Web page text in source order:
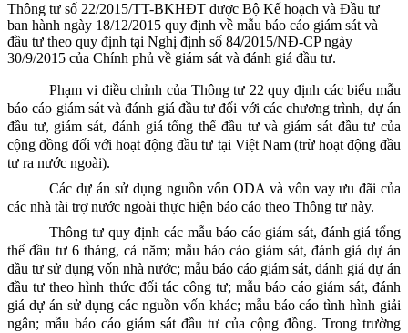
Thông tư số 22/2015/TT-BKHĐT được Bộ Kế hoạch và Đầu tư
ban hành ngày 18/12/2015 quy định về mẫu báo cáo giám sát và
đầu tư theo quy định tại Nghị định số 84/2015/NĐ-CP ngày
30/9/2015 của Chính phủ về giám sát và đánh giá đầu tư.
Phạm vi điều chỉnh của Thông tư 22 quy định các biểu mẫu
báo cáo giám sát và đánh giá đầu tư đối với các chương trình, dự án
đầu tư, giám sát, đánh giá tổng thể đầu tư và giám sát đầu tư của
cộng đồng đối với hoạt động đầu tư tại Việt Nam (trừ hoạt động đầu
tư ra nước ngoài).
Các dự án sử dụng nguồn vốn ODA và vốn vay ưu đãi của
các nhà tài trợ nước ngoài thực hiện báo cáo theo Thông tư này.
Thông tư quy định các mẫu báo cáo giám sát, đánh giá tổng
thể đầu tư 6 tháng, cả năm; mẫu báo cáo giám sát, đánh giá dự án
đầu tư sử dụng vốn nhà nước; mẫu báo cáo giám sát, đánh giá dự án
đầu tư theo hình thức đối tác công tư; mẫu báo cáo giám sát, đánh
giá dự án sử dụng các nguồn vốn khác; mẫu báo cáo tình hình giải
ngân; mẫu báo cáo giám sát đầu tư của cộng đồng. Trong trường